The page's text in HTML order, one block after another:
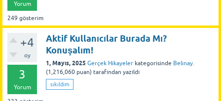
Yorum
249 gösterim
+4
oy
3
Yorum
Aktif Kullanıcılar Burada Mı?
Konuşalım!
1, Mayıs, 2025 Gerçek Hikayeler kategorisinde Belinay.
(1,216,060 puan) tarafından yazıldı
sıkıldım